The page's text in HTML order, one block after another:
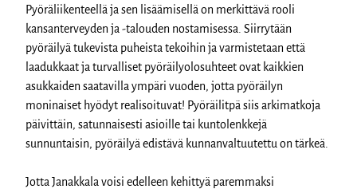
Pyöräliikenteellä ja sen lisäämisellä on merkittävä rooli
kansanterveyden ja -talouden nostamisessa. Siirrytään
pyöräilyä tukevista puheista tekoihin ja varmistetaan että
laadukkaat ja turvalliset pyöräilyolosuhteet ovat kaikkien
asukkaiden saatavilla ympäri vuoden, jotta pyöräilyn
moninaiset hyödyt realisoituvat! Pyöräilitpä siis arkimatkoja
päivittäin, satunnaisesti asioille tai kuntolenkkejä
sunnuntaisin, pyöräilyä edistävä kunnanvaltuutettu on tärkeä.
Jotta Janakkala voisi edelleen kehittyä paremmaksi